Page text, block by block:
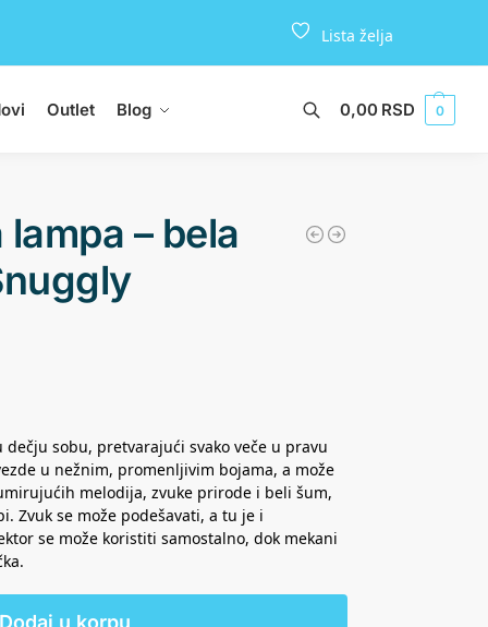
Lista želja
Outlet Blog
Pretraži 0,00 RSD 0
– bela
sobu, pretvarajući svako veče u pravu
u nežnim, promenljivim bojama, a može
melodija, zvuke prirode i beli šum,
Zvuk se može podešavati, a tu je i
se može koristiti samostalno, dok mekani
Dodaj u korpu